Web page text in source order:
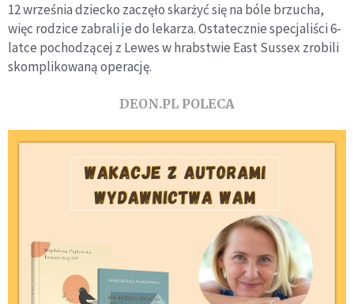
12 września dziecko zaczęło skarżyć się na bóle brzucha,
więc rodzice zabrali je do lekarza. Ostatecznie specjaliści 6-
latce pochodzącej z Lewes w hrabstwie East Sussex zrobili
skomplikowaną operację.
DEON.PL POLECA